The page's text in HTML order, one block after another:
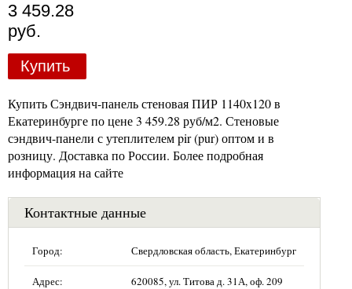
3 459.28
руб.
Купить
Купить Сэндвич-панель стеновая ПИР 1140x120 в
Екатеринбурге по цене 3 459.28 руб/м2. Стеновые
сэндвич-панели с утеплителем pir (pur) оптом и в
розницу. Доставка по России. Более подробная
информация на сайте
Контактные данные
Город: Свердловская область, Екатеринбург
Адрес: 620085, ул. Титова д. 31А, оф. 209